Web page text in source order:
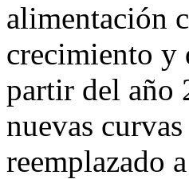
alimentación
crecimiento y
partir del año
nuevas
reemplazado